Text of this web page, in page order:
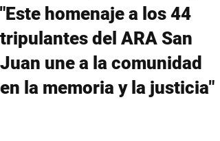
"Este homenaje a los 44
tripulantes del ARA San
Juan une a la comunidad
en la memoria y la justicia"